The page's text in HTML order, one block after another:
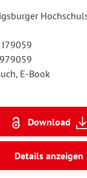
E-Book
Download
Details anzeigen